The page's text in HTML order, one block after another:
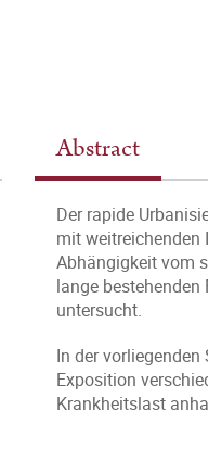
Abstract
Der rapide
mit weitreichenden
Abhängigkeit vom
lange
untersucht.
In der
Exposition
Krankheitslast